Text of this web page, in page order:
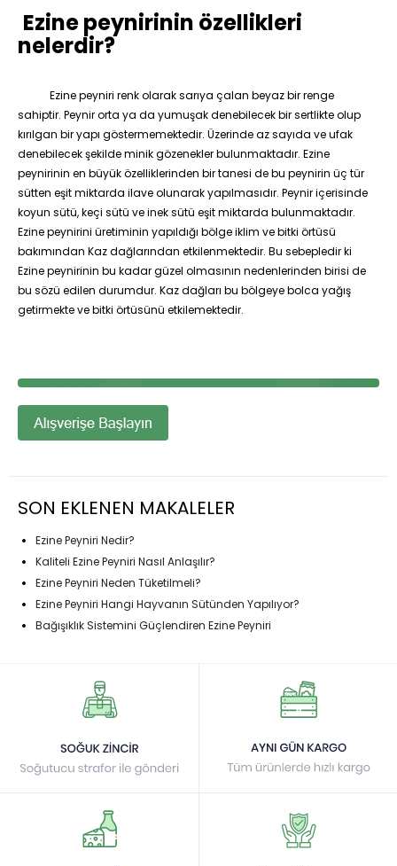
SON EKLENEN MAKALELER
Ezine Peyniri Nedir?
Kaliteli Ezine Peyniri Nasıl Anlaşılır?
Ezine Peyniri Neden Tüketilmeli?
Ezine Peyniri Hangi Hayvanın Sütünden Yapılıyor?
Bağışıklık Sistemini Güçlendiren Ezine Peyniri
Ezine peynirinin özellikleri
nelerdir?
Ezine peyniri renk olarak sarıya çalan beyaz bir renge
sahiptir. Peynir orta ya da yumuşak denebilecek bir sertlikte olup
kırılgan bir yapı göstermemektedir. Üzerinde az sayıda ve ufak
denebilecek şekilde minik gözenekler bulunmaktadır. Ezine
peynirinin en büyük özelliklerinden bir tanesi de bu peynirin üç tür
sütten eşit miktarda ilave olunarak yapılmasıdır. Peynir içerisinde
koyun sütü, keçi sütü ve inek sütü eşit miktarda bulunmaktadır.
Ezine peynirini üretiminin yapıldığı bölge iklim ve bitki örtüsü
bakımından Kaz dağlarından etkilenmektedir. Bu sebepledir ki
Ezine peynirinin bu kadar güzel olmasının nedenlerinden birisi de
bu sözü edilen durumdur. Kaz dağları bu bölgeye bolca yağış
getirmekte ve bitki örtüsünü etkilemektedir.